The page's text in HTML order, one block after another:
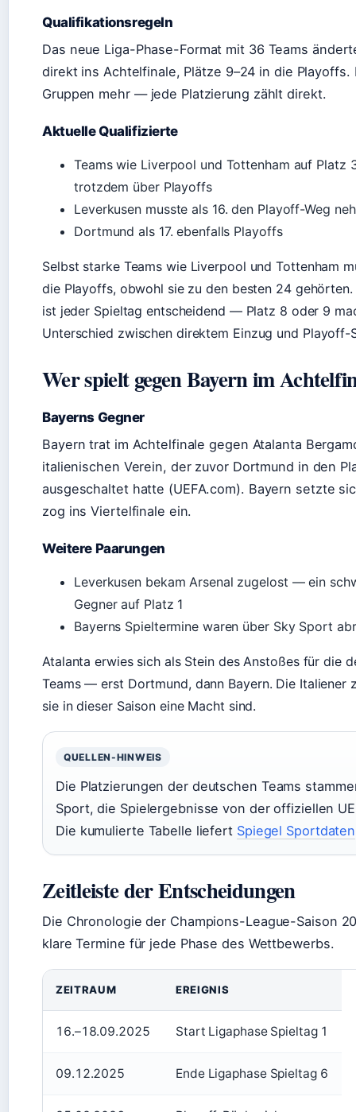
Qualifikationsregeln
Das neue Liga-Phase-Format mit 36 Teams
direkt ins Achtelfinale, Plätze 9–24 in die Playoffs.
Gruppen mehr — jede Platzierung zählt direkt.
Aktuelle Qualifizierte
Teams wie Liverpool und Tottenham auf Platz
trotzdem über Playoffs
Leverkusen musste als 16. den Playoff-Weg
Dortmund als 17. ebenfalls Playoffs
Selbst starke Teams wie Liverpool und Tottenham
die Playoffs, obwohl sie zu den besten 24 gehörten.
ist jeder Spieltag entscheidend — Platz 8 oder 9
Unterschied zwischen direktem Einzug und Playoff-
Wer spielt gegen Bayern im
Bayerns Gegner
Bayern trat im Achtelfinale gegen Atalanta
italienischen Verein, der zuvor Dortmund in den
ausgeschaltet hatte (UEFA.com). Bayern setzte
zog ins Viertelfinale ein.
Weitere Paarungen
Leverkusen bekam Arsenal zugelost — ein
Gegner auf Platz 1
Bayerns Spieltermine waren über Sky Sport
Atalanta erwies sich als Stein des Anstoßes für die
Teams — erst Dortmund, dann Bayern. Die Italiener
sie in dieser Saison eine Macht sind.
QUELLEN-HINWEIS
Die Platzierungen der deutschen Teams
Sport, die Spielergebnisse von der offiziellen
Die kumulierte Tabelle liefert Spiegel Sportdaten
Zeitleiste der Entscheidungen
Die Chronologie der Champions-League-Saison
klare Termine für jede Phase des Wettbewerbs.
ZEITRAUM EREIGNIS
16.–18.09.2025 Start Ligaphase Spieltag 1
09.12.2025 Ende Ligaphase Spieltag 6